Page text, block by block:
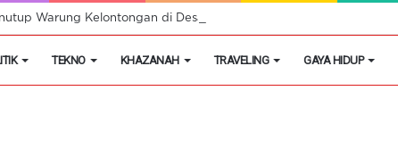
Warung Kelontongan di Desa
TEKNO KHAZANAH TRAVELING GAYA HIDUP